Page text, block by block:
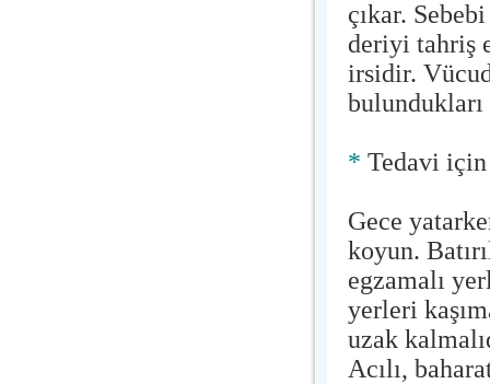
çıkar.
deriyi tahriş
irsidir.
* Tedavi
Gece
koyun.
egzamalı
yerleri
uzak
Acılı,